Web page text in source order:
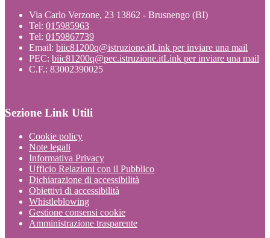
Via Carlo Verzone, 23 13862 - Brusnengo (BI)
Tel: 015985963
Tel: 0159867739
Email: biic81200q@istruzione.itLink per inviare una mail
PEC: biic81200q@pec.istruzione.itLink per inviare una mail
C.F.: 83002390025
Sezione Link Utili
Cookie policy
Note legali
Informativa Privacy
Ufficio Relazioni con il Pubblico
Dichiarazione di accessibilità
Obiettivi di accessibilità
Whistleblowing
Gestione consensi cookie
Amministrazione trasparente